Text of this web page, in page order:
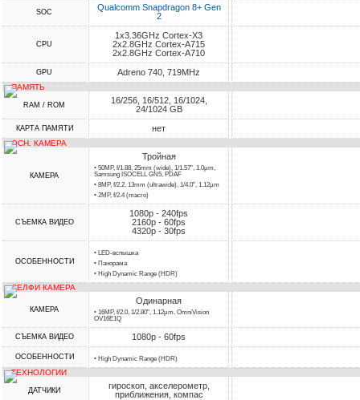
SOC
Qualcomm Snapdragon 8+ Gen
2
CPU
1x3.36GHz Cortex-X3
2x2.8GHz Cortex-A715
2x2.8GHz Cortex-A710
GPU Adreno 740, 719MHz
ПАМЯТЬ
RAM / ROM
16/256, 16/512, 16/1024,
24/1024 GB
КАРТА ПАМЯТИ нет
ОСН. КАМЕРА
КАМЕРА
Тройная
• 50MP, f/1.88, 25mm (wide), 1/1.57", 1.0µm,
Samsung ISOCELL GN5, PDAF
• 8MP, f/2.2, 13mm (ultrawide), 1/4.0", 1.12µm
• 2MP, f/2.4 (macro)
СЪЕМКА ВИДЕО
1080p - 240fps
2160p - 60fps
4320p - 30fps
ОСОБЕННОСТИ
• LED-вспышка
• Панорама
• High Dynamic Range (HDR)
СЕЛФИ КАМЕРА
КАМЕРА
Одинарная
• 16MP, f/2.0, 1/2.80", 1.12µm, OmniVision
OV16E1Q
СЪЕМКА ВИДЕО 1080p - 60fps
ОСОБЕННОСТИ • High Dynamic Range (HDR)
ТЕХНОЛОГИИ
ДАТЧИКИ
гироскоп, акселерометр,
приближения, компас